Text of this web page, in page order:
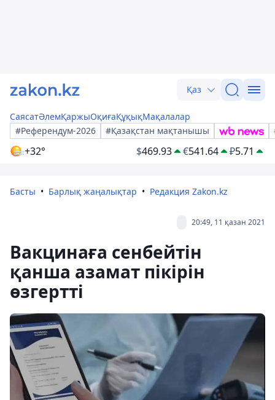
Қаз
СаясатӘлемҚаржыОқиғаҚұқықМақалалар
#Референдум-2026
#Қазақстан мақтанышы
+32° $469.93 €541.64 ₽5.71
Басты Барлық жаңалықтар Редакция Zakon.kz
20:49, 11 қазан 2021
Вакцинаға сенбейтін
қанша азамат пікірін
өзгертті